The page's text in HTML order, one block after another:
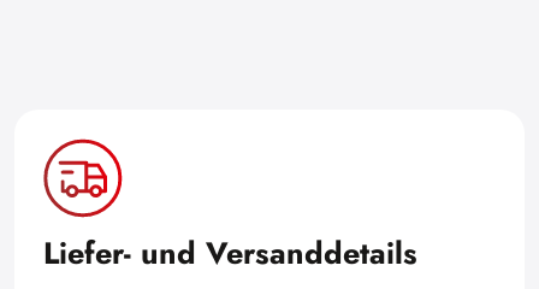
Liefer- und Versanddetails